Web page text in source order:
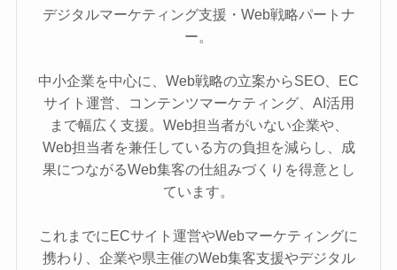
デジタルマーケティング支援・Web戦略パートナ
ー。
中小企業を中心に、Web戦略の立案からSEO、EC
サイト運営、コンテンツマーケティング、AI活用
まで幅広く支援。Web担当者がいない企業や、
Web担当者を兼任している方の負担を減らし、成
果につながるWeb集客の仕組みづくりを得意とし
ています。
これまでにECサイト運営やWebマーケティングに
携わり、企業や県主催のWeb集客支援やデジタル